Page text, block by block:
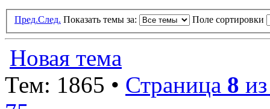
Пред.След. Показать темы за: Поле сортировки
Новая тема
Тем: 1865 • Страница 8